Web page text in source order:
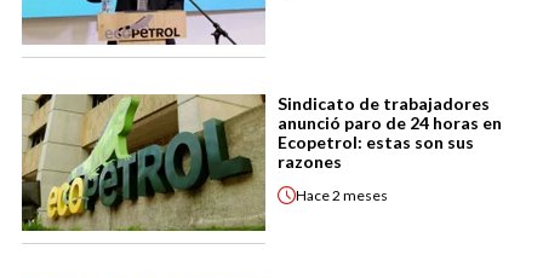
Sindicato de trabajadores
anunció paro de 24 horas en
Ecopetrol: estas son sus
razones
Hace2 meses